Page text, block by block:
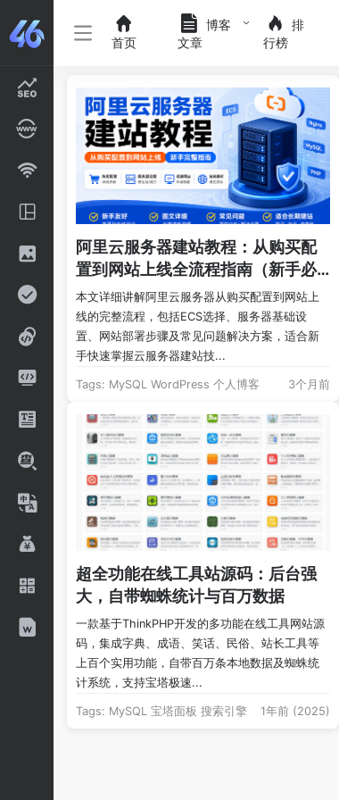
首页
博客
文章
排
行榜
阿里云服务器建站教程：从购买配
置到网站上线全流程指南（新手必
看）
本文详细讲解阿里云服务器从购买配置到网站上
线的完整流程，包括ECS选择、服务器基础设
置、网站部署步骤及常见问题解决方案，适合新
手快速掌握云服务器建站技...
Tags: MySQL WordPress 个人博客 3个月前
超全功能在线工具站源码：后台强
大，自带蜘蛛统计与百万数据
一款基于ThinkPHP开发的多功能在线工具网站源
码，集成字典、成语、笑话、民俗、站长工具等
上百个实用功能，自带百万条本地数据及蜘蛛统
计系统，支持宝塔极速...
Tags: MySQL 宝塔面板 搜索引擎 1年前 (2025)